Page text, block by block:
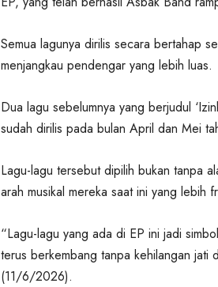
Semua lagunya dirilis secara bertahap
menjangkau pendengar yang lebih luas.
Dua lagu sebelumnya yang berjudul
sudah dirilis pada bulan April dan Mei
Lagu-lagu tersebut dipilih bukan tanpa
arah musikal mereka saat ini yang lebih
“Lagu-lagu yang ada di EP ini jadi
terus berkembang tanpa kehilangan jati
(11/6/2026).